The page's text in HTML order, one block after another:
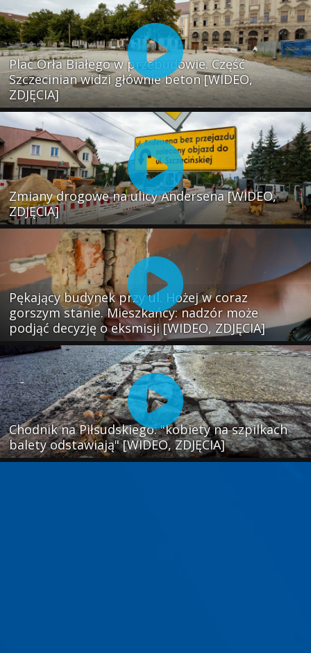
Plac Orła Białego w przebudowie. Część
Szczecinian widzi głównie beton [WIDEO,
ZDJĘCIA]
Zmiany drogowe na ulicy Andersena [WIDEO,
ZDJĘCIA]
Pękający budynek przy ul. Hożej w coraz
gorszym stanie. Mieszkańcy: nadzór może
podjąć decyzję o eksmisji [WIDEO, ZDJĘCIA]
Chodnik na Piłsudskiego: "kobiety na szpilkach
balety odstawiają" [WIDEO, ZDJĘCIA]